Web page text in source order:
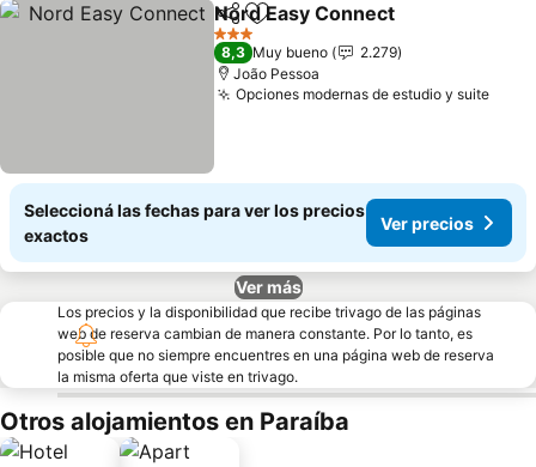
CompartirAñadir a favoritos
Nord Easy Connect
3 Estrellas
8,3 Muy bueno
2.279
João Pessoa
Opciones modernas de estudio y suiteVer
Seleccioná las fechas para ver los precios
exactos
Ver precios
Ver más
Los precios y la disponibilidad que recibe trivago de las páginas
web de reserva cambian de manera constante. Por lo tanto, es
posible que no siempre encuentres en una página web de reserva
la misma oferta que viste en trivago.
Otros alojamientos en Paraíba